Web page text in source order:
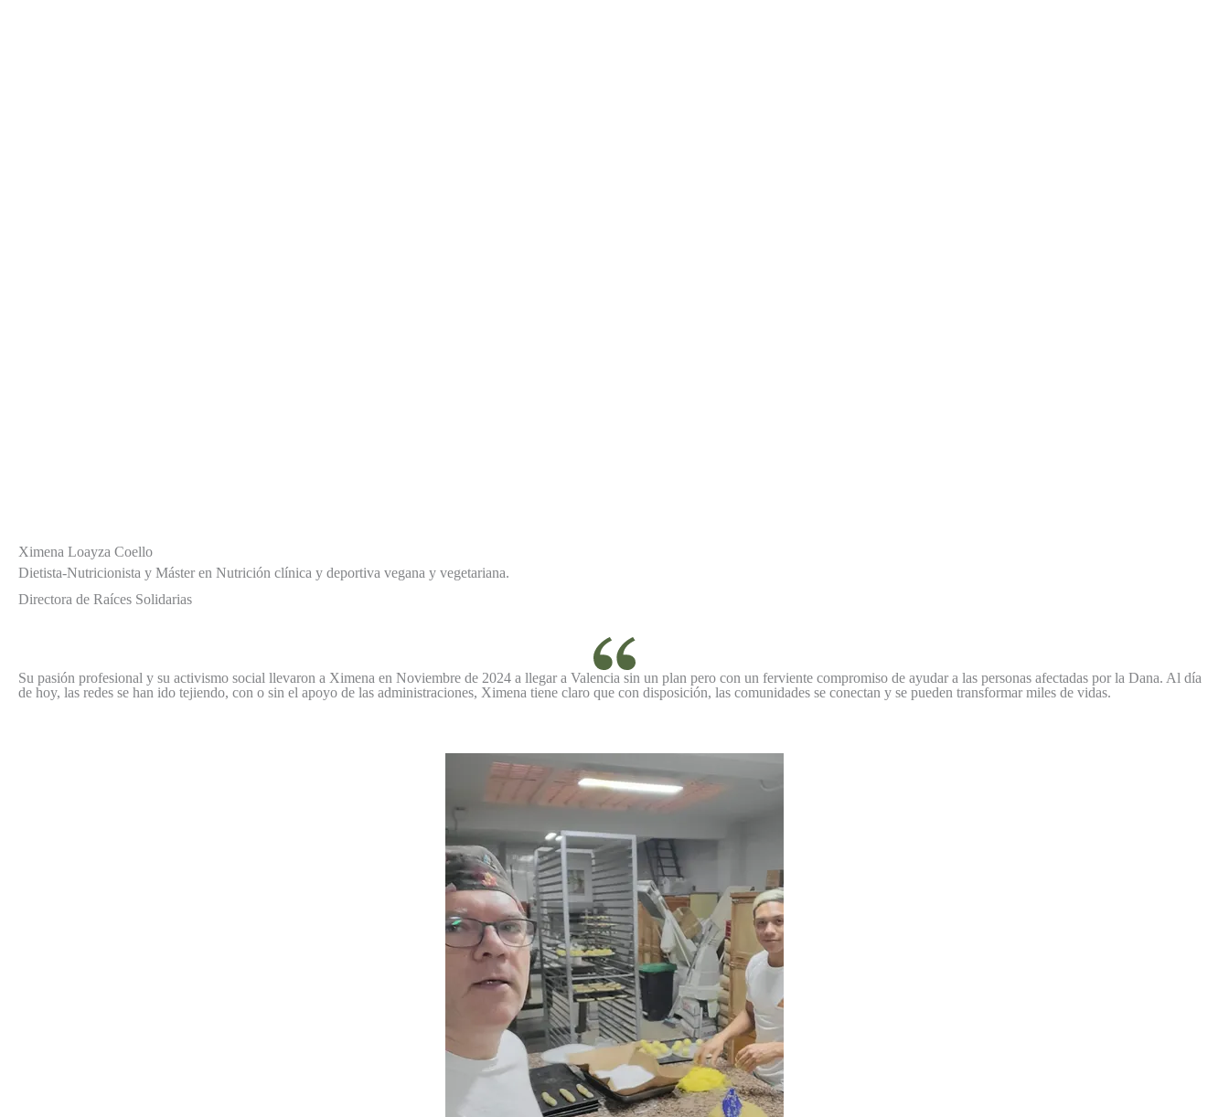
Ximena Loayza Coello
Dietista-Nutricionista y Máster en Nutrición clínica y deportiva vegana y vegetariana.
Directora de Raíces Solidarias
Su pasión profesional y su activismo social llevaron a Ximena en Noviembre de 2024 a llegar a Valencia sin un plan pero con un ferviente compromiso de ayudar a las personas afectadas por la Dana. Al día
de hoy, las redes se han ido tejiendo, con o sin el apoyo de las administraciones, Ximena tiene claro que con disposición, las comunidades se conectan y se pueden transformar miles de vidas.